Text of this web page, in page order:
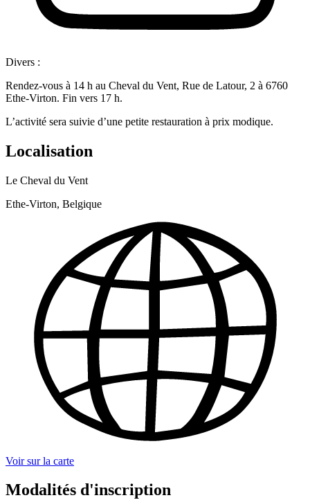
Divers :
Rendez-vous à 14 h au Cheval du Vent, Rue de Latour, 2 à 6760
Ethe-Virton. Fin vers 17 h.
L’activité sera suivie d’une petite restauration à prix modique.
Localisation
Le Cheval du Vent
Ethe-Virton, Belgique
Voir sur la carte
Modalités d'inscription